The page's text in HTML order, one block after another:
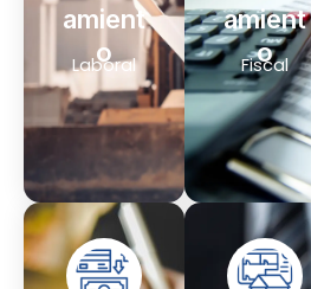
amient
o
Laboral
amient
o
Fiscal